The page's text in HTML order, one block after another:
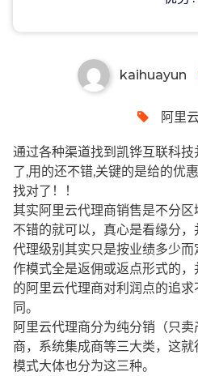
kaihuayun
阿里
通过各种渠道找到凯铧互联科
了,用的还不错,关键的是给的优
找对了！！
其实阿里云代理商销售是不分
不错的就可以，真心是看缘分
代理级别其实只是按业绩多少
作模式全是返佣或返点形式的
的阿里云代理商对利润点的追
同。
阿里云代理商分为纯分销（只
商，系统集成商等三大类，这
模式大体也分为这三种。